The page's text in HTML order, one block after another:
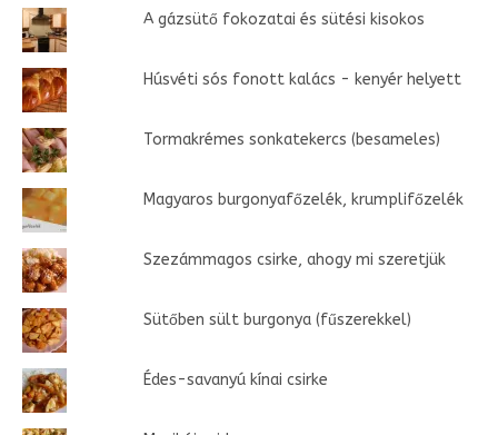
A gázsütő fokozatai és sütési kisokos
Húsvéti sós fonott kalács - kenyér helyett
Tormakrémes sonkatekercs (besameles)
Magyaros burgonyafőzelék, krumplifőzelék
Szezámmagos csirke, ahogy mi szeretjük
Sütőben sült burgonya (fűszerekkel)
Édes-savanyú kínai csirke